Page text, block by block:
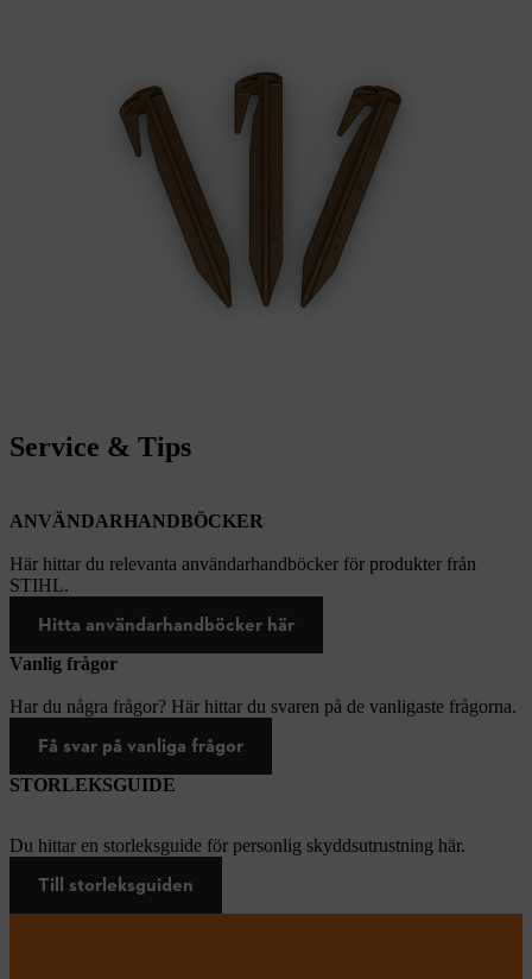
Service & Tips
ANVÄNDARHANDBÖCKER
Här hittar du relevanta användarhandböcker för produkter från
STIHL.
Hitta användarhandböcker här
Vanlig frågor
Har du några frågor? Här hittar du svaren på de vanligaste frågorna.
Få svar på vanliga frågor
STORLEKSGUIDE
Du hittar en storleksguide för personlig skyddsutrustning här.
Till storleksguiden